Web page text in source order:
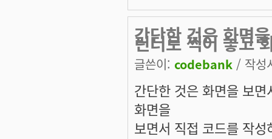
간단한 것은 화면
린터로 찍어 놓고
글쓴이: codebank / 작성
간단한 것은 화면을 보
화면을
보면서 직접 코드를 작성